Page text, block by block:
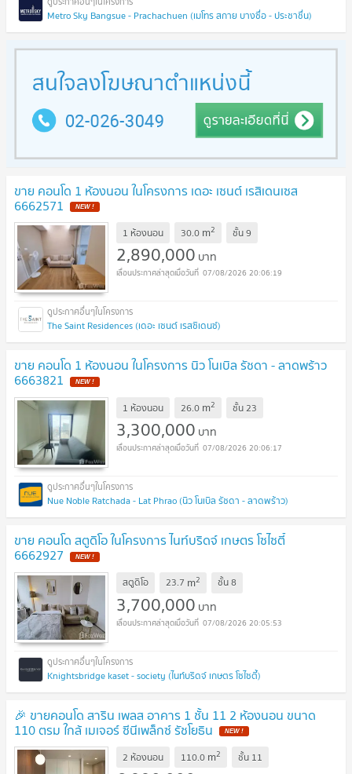
Metro Sky Bangsue - Prachachuen (เมโทร สกาย บางซื่อ - ประชาชื่น)
ขาย คอนโด 1 ห้องนอน ในโครงการ เดอะ เซนต์ เรสิเดนเซส
6662571
1 ห้องนอน 30.0 m2 ชั้น9
2,890,000 บาท
07/08/2026 20:06:19
The Saint Residences (เดอะ เซนต์ เรสซิเดนซ์)
ขาย คอนโด 1 ห้องนอน ในโครงการ นิว โนเบิล รัชดา - ลาดพร้าว
6663821
1 ห้องนอน 26.0 m2 ชั้น23
3,300,000 บาท
07/08/2026 20:06:17
Nue Noble Ratchada - Lat Phrao (นิว โนเบิล รัชดา - ลาดพร้าว)
ขาย คอนโด สตูดิโอ ในโครงการ ไนท์​บริดจ์​ เกษตร​ โซไซตี้​
6662927
สตูดิโอ 23.7 m2 ชั้น8
3,700,000 บาท
07/08/2026 20:05:53
Knightsbridge kaset - society (ไนท์บริดจ์ เกษตร โซไซตี้)
🎉 ขายคอนโด สาริน เพลส อาคาร 1 ชั้น 11 2 ห้องนอน ขนาด
110 ตรม ใกล้ เมเจอร์ ซีนีเพล็กซ์ รัชโยธิน
2 ห้องนอน 110.0 m2 ชั้น 11